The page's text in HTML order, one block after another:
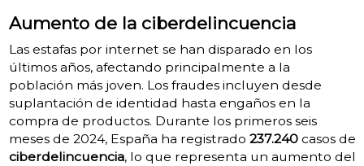
Aumento de la ciberdelincuencia
Las estafas por internet se han disparado en los
últimos años, afectando principalmente a la
población más joven. Los fraudes incluyen desde
suplantación de identidad hasta engaños en la
compra de productos. Durante los primeros seis
meses de 2024, España ha registrado 237.240casos de
ciberdelincuencia, lo que representa un aumento del